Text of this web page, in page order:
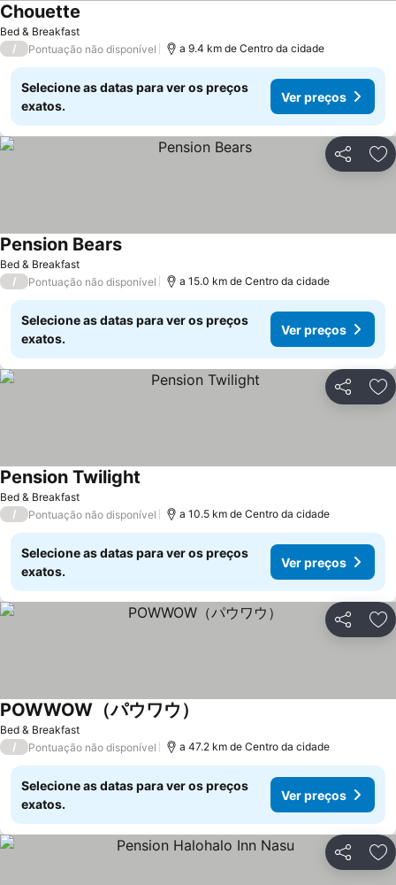
Bed & Breakfast
Chouette
/ Pontuação não disponível a 9.4 km de Centro da cidade
Selecione as datas para ver os preços
exatos.
Ver preços
Partilhar
Bed & Breakfast
Pension Bears
/ Pontuação não disponível a 15.0 km de Centro da cidade
Selecione as datas para ver os preços
exatos.
Ver preços
Partilhar
Bed & Breakfast
Pension Twilight
/ Pontuação não disponível a 10.5 km de Centro da cidade
Selecione as datas para ver os preços
exatos.
Ver preços
Partilhar
Bed & Breakfast
POWWOW（パウワウ）
/ Pontuação não disponível a 47.2 km de Centro da cidade
Selecione as datas para ver os preços
exatos.
Ver preços
Partilhar